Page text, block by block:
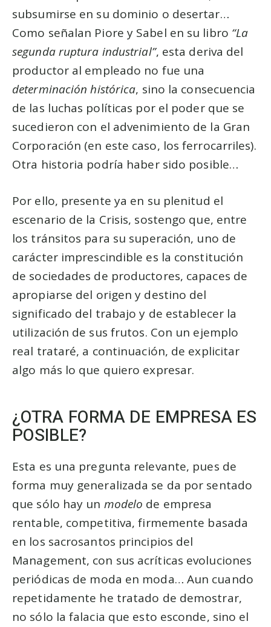
subsumirse en su dominio o desertar…
Como señalan Piore y Sabel en su libro “La
segunda ruptura industrial”, esta deriva del
productor al empleado no fue una
determinación histórica, sino la consecuencia
de las luchas políticas por el poder que se
sucedieron con el advenimiento de la Gran
Corporación (en este caso, los ferrocarriles).
Otra historia podría haber sido posible…
Por ello, presente ya en su plenitud el
escenario de la Crisis, sostengo que, entre
los tránsitos para su superación, uno de
carácter imprescindible es la constitución
de sociedades de productores, capaces de
apropiarse del origen y destino del
significado del trabajo y de establecer la
utilización de sus frutos. Con un ejemplo
real trataré, a continuación, de explicitar
algo más lo que quiero expresar.
¿OTRA FORMA DE EMPRESA ES
POSIBLE?
Esta es una pregunta relevante, pues de
forma muy generalizada se da por sentado
que sólo hay un modelo de empresa
rentable, competitiva, firmemente basada
en los sacrosantos principios del
Management, con sus acríticas evoluciones
periódicas de moda en moda… Aun cuando
repetidamente he tratado de demostrar,
no sólo la falacia que esto esconde, sino el